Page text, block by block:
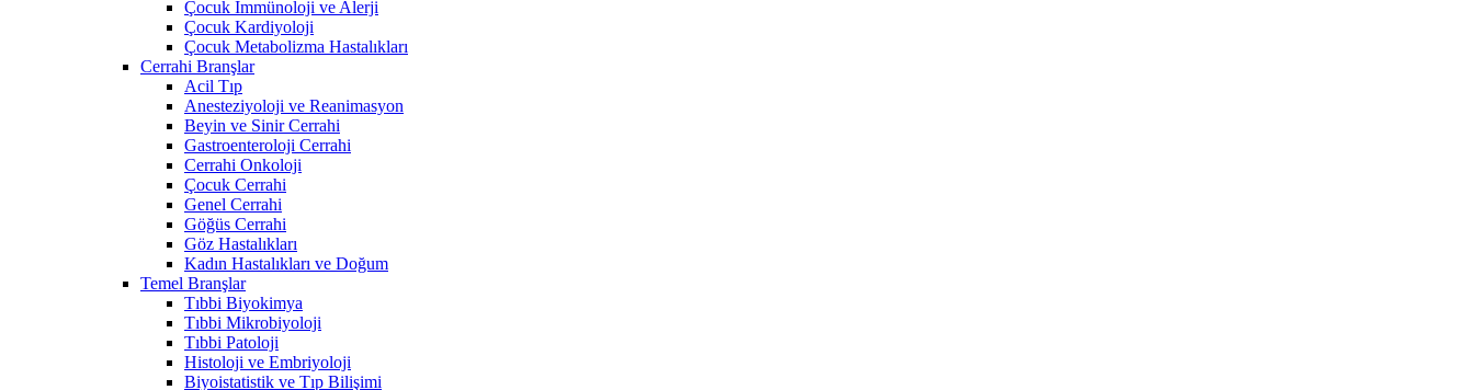
Çocuk İmmünoloji ve Alerji
Çocuk Kardiyoloji
Çocuk Metabolizma Hastalıkları
Cerrahi Branşlar
Acil Tıp
Anesteziyoloji ve Reanimasyon
Beyin ve Sinir Cerrahi
Gastroenteroloji Cerrahi
Cerrahi Onkoloji
Çocuk Cerrahi
Genel Cerrahi
Göğüs Cerrahi
Göz Hastalıkları
Kadın Hastalıkları ve Doğum
Temel Branşlar
Tıbbi Biyokimya
Tıbbi Mikrobiyoloji
Tıbbi Patoloji
Histoloji ve Embriyoloji
Biyoistatistik ve Tıp Bilişimi